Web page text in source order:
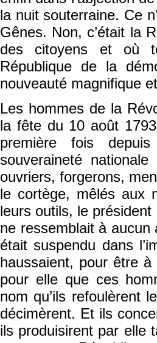
la nuit souterraine. Ce
Gênes. Non, c’était la
des citoyens et où
République de la
nouveauté magnifique
Les hommes de la
la fête du 10 août
première fois
souveraineté
ouvriers, forgerons,
le cortège, mêlés aux
leurs outils, le
ne ressemblait à
était suspendu dans
haussaient, pour être
pour elle que ces
nom qu’ils refoulèrent
décimèrent. Et ils
ils produisirent par elle